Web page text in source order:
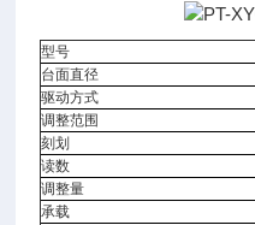
型号
台面直径
驱动方式
调整范围
刻划
读数
调整量
承载